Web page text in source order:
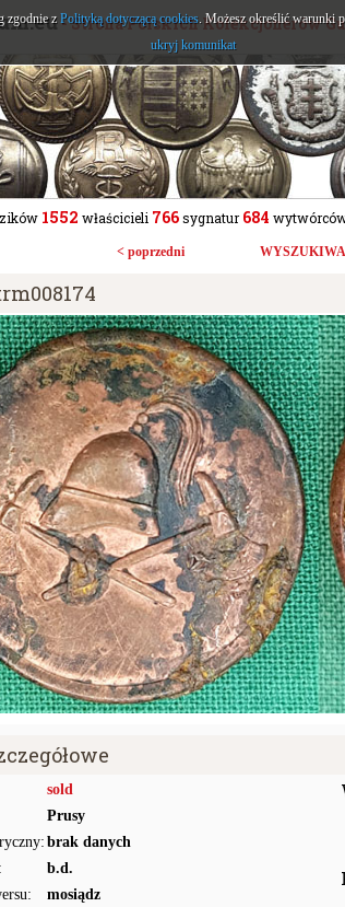
- Strona Polskich Kolekcjonerów
1552 właścicieli 766sygnatur684
< poprzedni
sold
Prusy
brak danych
b.d.
mosiądz
zgodnie z Polityką dotyczącą cookies. Możesz określić warunki
ukryj komunikat